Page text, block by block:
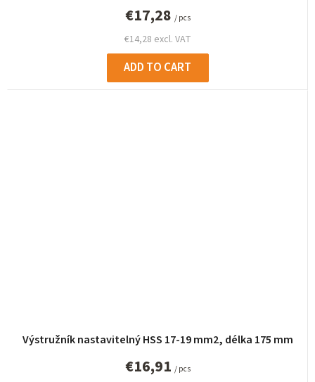
€14,28 excl. VAT
€17,28 / pcs
ADD TO CART
Výstružník nastavitelný HSS 17-19 mm2, délka 175 mm
€16,91 / pcs